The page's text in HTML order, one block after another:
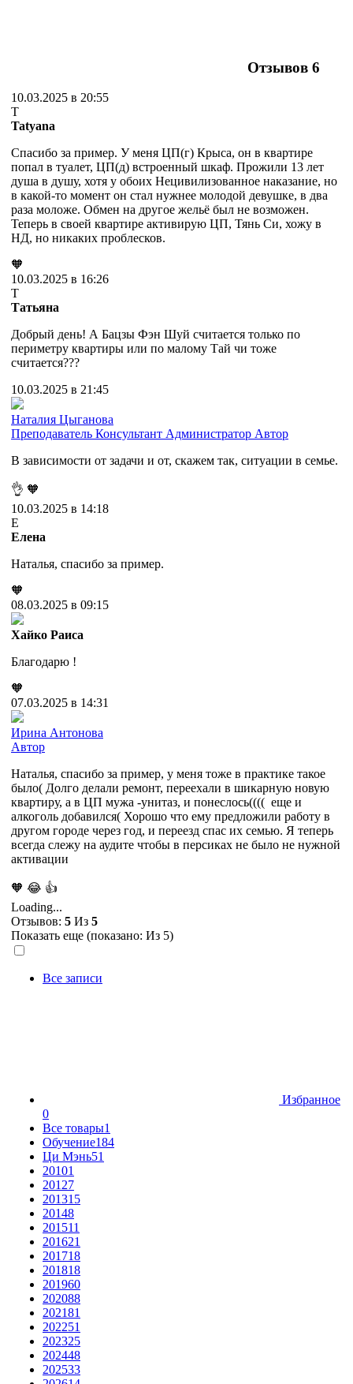
Отзывов 6
10.03.2025 в 20:55
T
Tatyana
Спасибо за пример. У меня ЦП(г) Крыса, он в квартире
попал в туалет, ЦП(д) встроенный шкаф. Прожили 13 лет
душа в душу, хотя у обоих Нецивилизованное наказание, но
в какой-то момент он стал нужнее молодой девушке, в два
раза моложе. Обмен на другое жельё был не возможен.
Теперь в своей квартире активирую ЦП, Тянь Си, хожу в
НД, но никаких проблесков.
🧡
10.03.2025 в 16:26
Т
Татьяна
Добрый день! А Бацзы Фэн Шуй считается только по
периметру квартиры или по малому Тай чи тоже
считается???
10.03.2025 в 21:45
Наталия Цыганова
Преподаватель Консультант Администратор Автор
В зависимости от задачи и от, скажем так, ситуации в семье.
👌 🧡
10.03.2025 в 14:18
Е
Елена
Наталья, спасибо за пример.
🧡
08.03.2025 в 09:15
Хайко Раиса
Благодарю !
🧡
07.03.2025 в 14:31
Ирина Антонова
Автор
Наталья, спасибо за пример, у меня тоже в практике такое
было( Долго делали ремонт, переехали в шикарную новую
квартиру, а в ЦП мужа -унитаз, и понеслось(((( еще и
алкоголь добавился( Хорошо что ему предложили работу в
другом городе через год, и переезд спас их семью. Я теперь
всегда слежу на аудите чтобы в персиках не было не нужной
активации
🧡 😂 👍
Loading...
Отзывов: 5 Из 5
Показать еще (показано: Из 5)
Все записи
Избранное
0
Все товары1
Обучение184
Ци Мэнь51
20101
20127
201315
20148
201511
201621
201718
201818
201960
202088
202181
202251
202325
202448
202533